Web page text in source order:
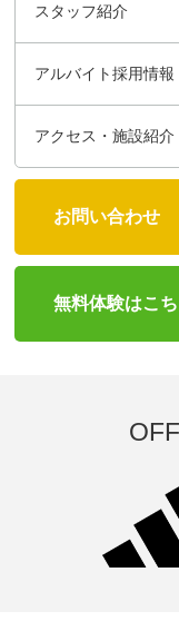
スタッフ紹介
アルバイト採用情報
アクセス・施設紹介
お問い合わせ
無料体験はこ